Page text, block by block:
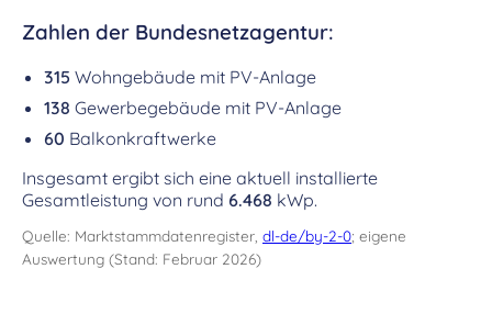
Zahlen der Bundesnetzagentur:
315 Wohngebäude mit PV-Anlage
138 Gewerbegebäude mit PV-Anlage
60 Balkonkraftwerke
Insgesamt ergibt sich eine aktuell installierte
Gesamtleistung von rund 6.468 kWp.
Quelle: Marktstammdatenregister, dl-de/by-2-0; eigene
Auswertung (Stand: Februar 2026)